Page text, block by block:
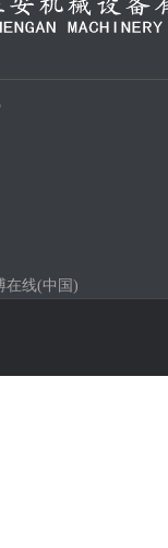
在线(中国)